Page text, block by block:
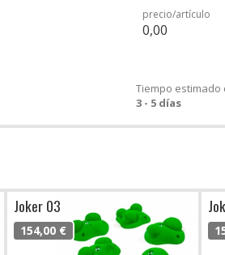
precio/artículo
0,00
Tiempo estimado
3 - 5 días
Joker 03
154,00 €